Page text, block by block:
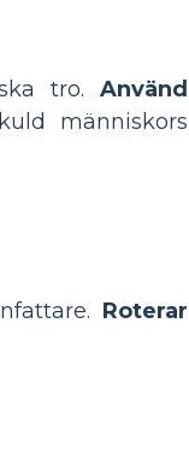
tro. Använd
människors
Roterar